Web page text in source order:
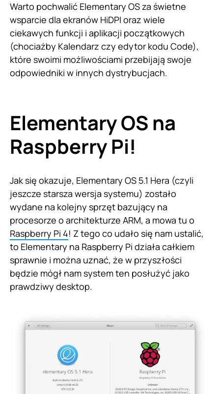
Warto pochwalić Elementary OS za świetne
wsparcie dla ekranów HiDPI oraz wiele
ciekawych funkcji i aplikacji początkowych
(chociażby Kalendarz czy edytor kodu Code),
które swoimi możliwościami przebijają swoje
odpowiedniki w innych dystrybucjach.
Elementary OS na
Raspberry Pi!
Jak się okazuje, Elementary OS 5.1 Hera (czyli
jeszcze starsza wersja systemu) zostało
wydane na kolejny sprzęt bazujący na
procesorze o architekturze ARM, a mowa tu o
Raspberry Pi 4! Z tego co udało się nam ustalić,
to Elementary na Raspberry Pi działa całkiem
sprawnie i można uznać, że w przyszłości
będzie mógł nam system ten posłużyć jako
prawdziwy desktop.